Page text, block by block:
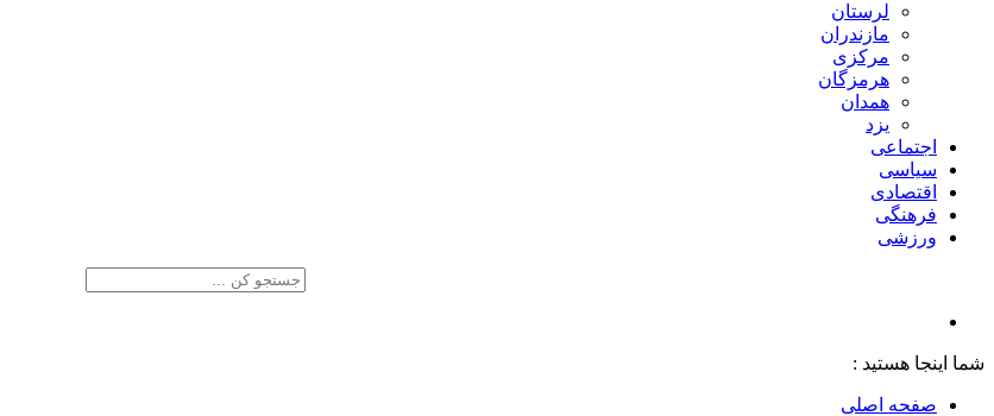
لرستان
مازندران
مرکزی
هرمزگان
همدان
یزد
اجتماعی
سیاسی
اقتصادی
فرهنگی
ورزشی
شما اینجا هستید :
صفحه اصلی